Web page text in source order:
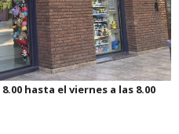
hasta el viernes a las 8.00